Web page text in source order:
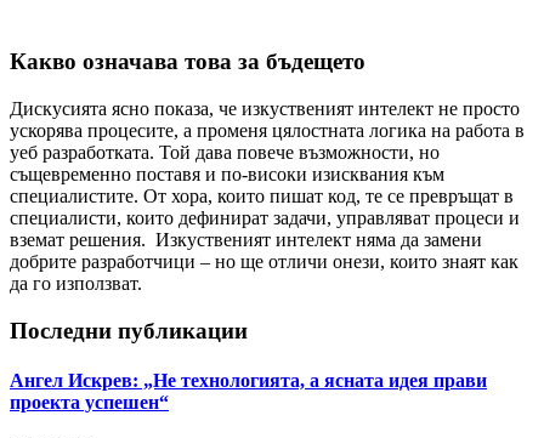
Какво означава това за бъдещето
Дискусията ясно показа, че изкуственият интелект не просто
ускорява процесите, а променя цялостната логика на работа в
уеб разработката. Той дава повече възможности, но
същевременно поставя и по-високи изисквания към
специалистите. От хора, които пишат код, те се превръщат в
специалисти, които дефинират задачи, управляват процеси и
вземат решения. Изкуственият интелект няма да замени
добрите разработчици – но ще отличи онези, които знаят как
да го използват.
Последни публикации
Ангел Искрев: „Не технологията, а ясната идея прави
проекта успешен“